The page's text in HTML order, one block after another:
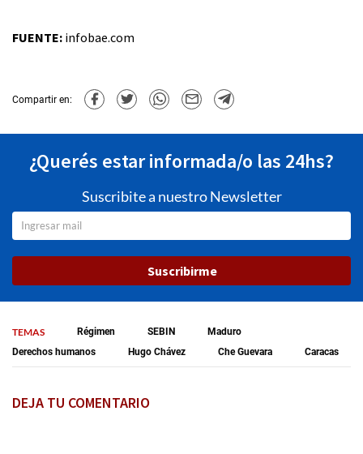
FUENTE: infobae.com
Compartir en:
¿Querés estar informada/o las 24hs?
Suscribite a nuestro Newsletter
Suscribirme
TEMAS Régimen SEBIN
Maduro
Derechos humanos
Hugo Chávez Che Guevara Caracas
DEJA TU COMENTARIO